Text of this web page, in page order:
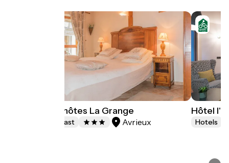
Chambres d'hôtes La Grange
Bed and breakfast Avrieux
Hôtel
Hotels